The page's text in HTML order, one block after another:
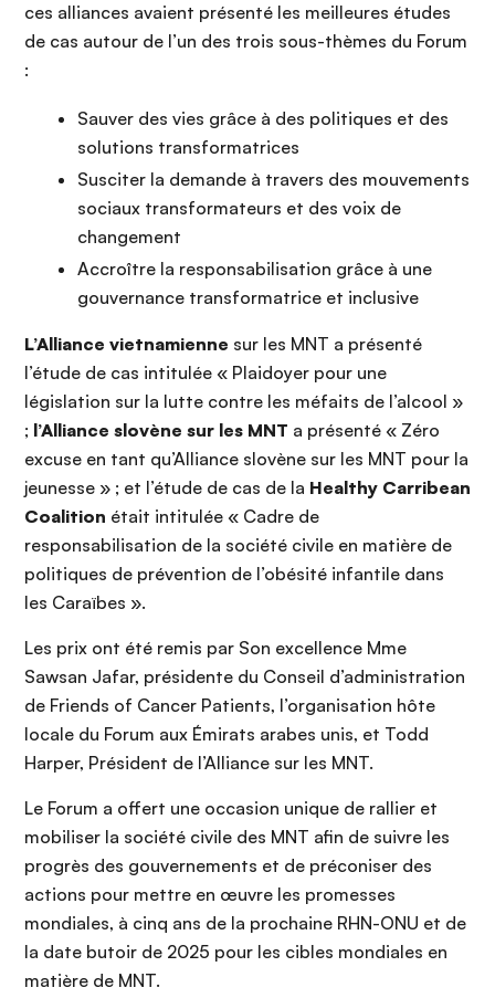
ces alliances avaient présenté les meilleures études
de cas autour de l’un des trois sous-thèmes du Forum
:
Sauver des vies grâce à des politiques et des
solutions transformatrices
Susciter la demande à travers des mouvements
sociaux transformateurs et des voix de
changement
Accroître la responsabilisation grâce à une
gouvernance transformatrice et inclusive
L’Alliance vietnamienne sur les MNT a présenté
l’étude de cas intitulée « Plaidoyer pour une
législation sur la lutte contre les méfaits de l’alcool »
; l’Alliance slovène sur les MNT a présenté « Zéro
excuse en tant qu’Alliance slovène sur les MNT pour la
jeunesse » ; et l’étude de cas de la Healthy Carribean
Coalition était intitulée « Cadre de
responsabilisation de la société civile en matière de
politiques de prévention de l’obésité infantile dans
les Caraïbes ».
Les prix ont été remis par Son excellence Mme
Sawsan Jafar, présidente du Conseil d’administration
de Friends of Cancer Patients, l’organisation hôte
locale du Forum aux Émirats arabes unis, et Todd
Harper, Président de l’Alliance sur les MNT.
Le Forum a offert une occasion unique de rallier et
mobiliser la société civile des MNT afin de suivre les
progrès des gouvernements et de préconiser des
actions pour mettre en œuvre les promesses
mondiales, à cinq ans de la prochaine RHN-ONU et de
la date butoir de 2025 pour les cibles mondiales en
matière de MNT.